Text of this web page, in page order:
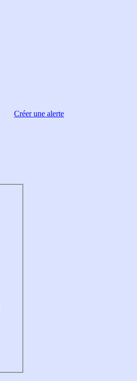
Créer une alerte